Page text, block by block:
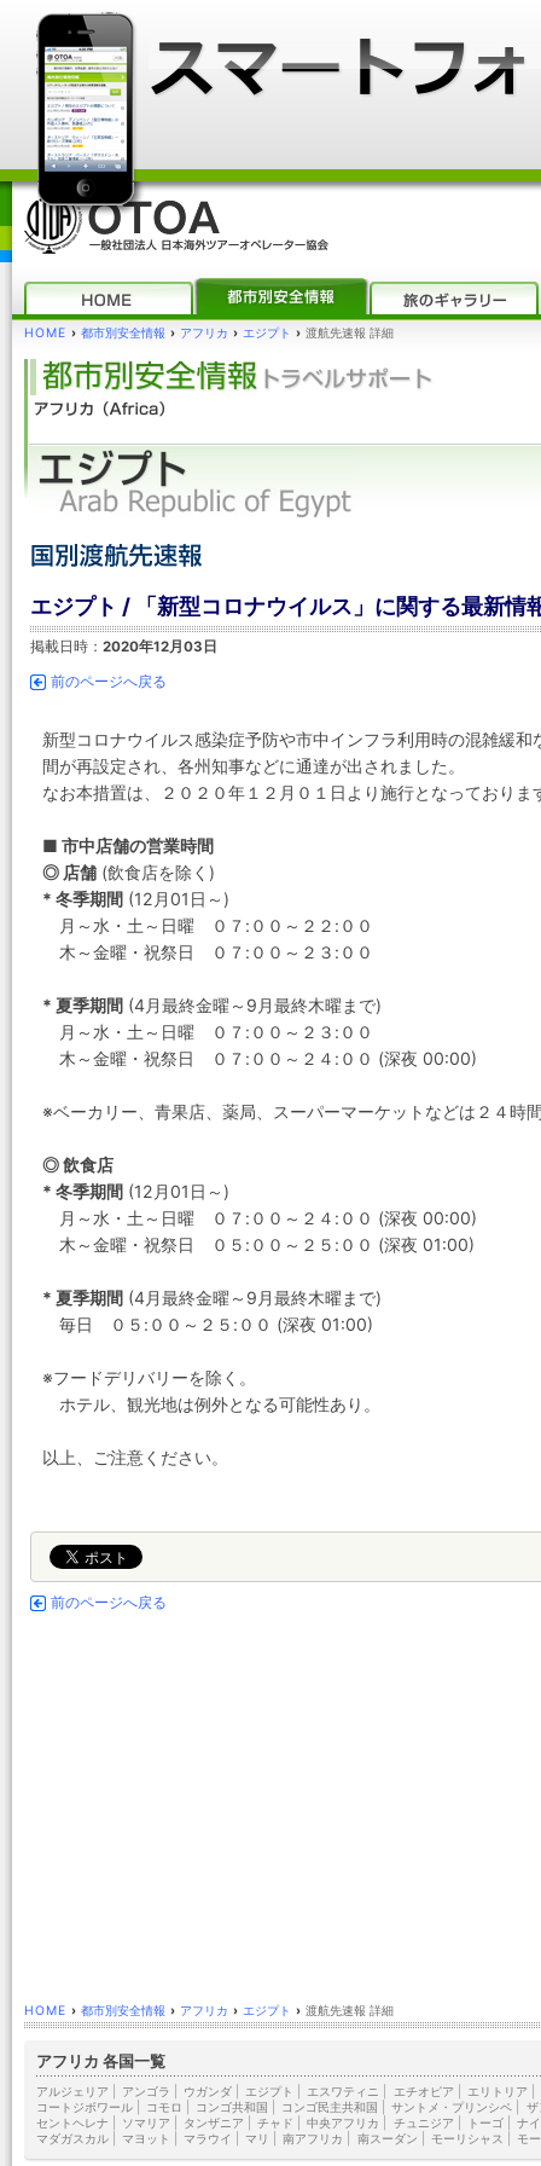
HOME › 都市別安全情報 › アフリカ › エジプト › 渡航先速報 詳細
エジプト / 「新型コロナウイルス」に関する最新情
掲載日時： 2020年12月03日
前のページへ戻る
新型コロナウイルス感染症予防や市中インフラ利用時の混雑緩
間が再設定され、各州知事などに通達が出されました。
なお本措置は、２０２０年１２月０１日より施行となっておりま
■ 市中店舗の営業時間
◎ 店舗 (飲食店を除く)
* 冬季期間 (12月01日～)
月～水・土～日曜 ０７:００～２２:００
木～金曜・祝祭日 ０７:００～２３:００
* 夏季期間 (4月最終金曜～9月最終木曜まで)
月～水・土～日曜 ０７:００～２３:００
木～金曜・祝祭日 ０７:００～２４:００ (深夜 00:00)
※ベーカリー、青果店、薬局、スーパーマーケットなどは２４時
◎ 飲食店
* 冬季期間 (12月01日～)
月～水・土～日曜 ０７:００～２４:００ (深夜 00:00)
木～金曜・祝祭日 ０５:００～２５:００ (深夜 01:00)
* 夏季期間 (4月最終金曜～9月最終木曜まで)
毎日 ０５:００～２５:００ (深夜 01:00)
※フードデリバリーを除く。
ホテル、観光地は例外となる可能性あり。
以上、ご注意ください。
前のページへ戻る
HOME › 都市別安全情報 › アフリカ › エジプト › 渡航先速報 詳細
アフリカ 各国一覧
アルジェリア アンゴラ ウガンダ エジプト エスワティニ エチオピア エリトリア
コートジボワール
コモロ コンゴ共和国 コンゴ民主共和国 サントメ・プリンシペ
ザ
セントヘレナ
ソマリア タンザニア チャド 中央アフリカ チュニジア トーゴ|
ナ
マダガスカル
マヨット マラウイ マリ 南アフリカ 南スーダン モーリシャス モ